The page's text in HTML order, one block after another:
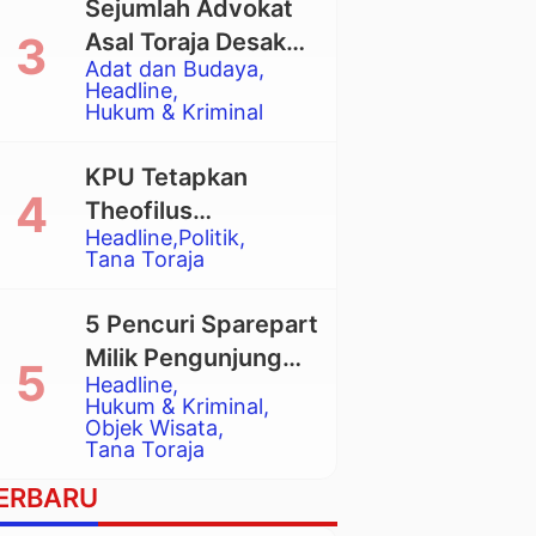
Adat dan Budaya
Headline
Hukum & Kriminal
Sejumlah Advokat
Asal Toraja Desak
Mahkamah Agung
Larang Penggunaan
Eksekusi Rumah
Adat Tongkonan
Headline Politik
Tana Toraja
KPU Tetapkan
Theofilus
Allorerung dan
Zadrak Tombe
sebagai Bupati dan
Wakil Bupati Tana
Toraja Terpilih
Headline
Hukum & Kriminal
Objek Wisata
Tana Toraja
5 Pencuri Sparepart
Milik Pengunjung
Objek Wisata
Pango-Pango
Ditangkap Polisi